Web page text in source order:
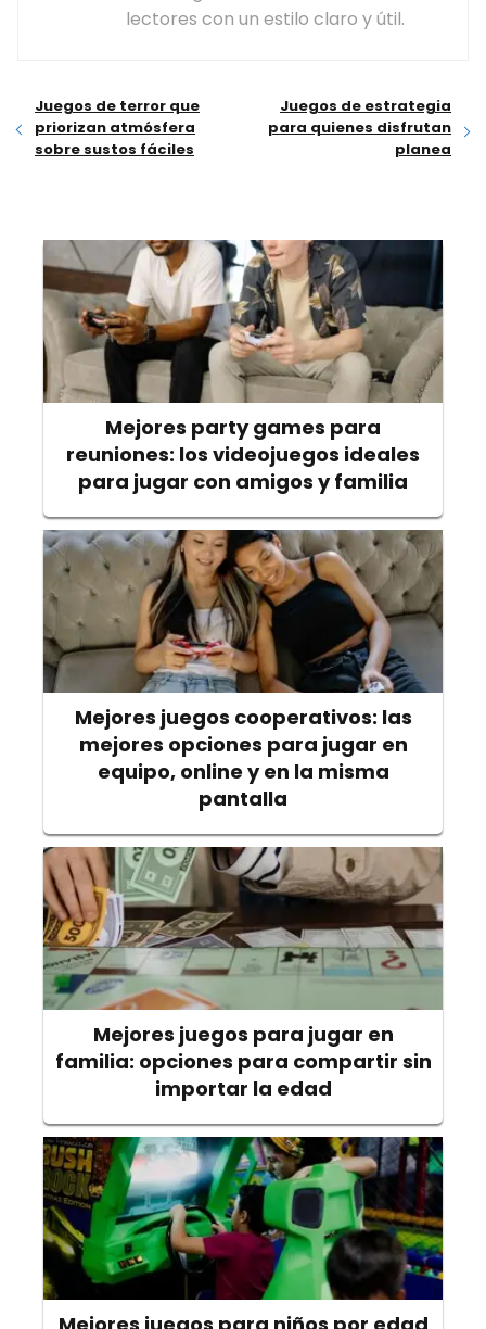
lectores con un estilo claro y útil.
Juegos de terror que
priorizan atmósfera
sobre sustos fáciles
Juegos de estrategia
para quienes disfrutan
planea
Mejores party games para
reuniones: los videojuegos ideales
para jugar con amigos y familia
Mejores juegos cooperativos: las
mejores opciones para jugar en
equipo, online y en la misma
pantalla
Mejores juegos para jugar en
familia: opciones para compartir sin
importar la edad